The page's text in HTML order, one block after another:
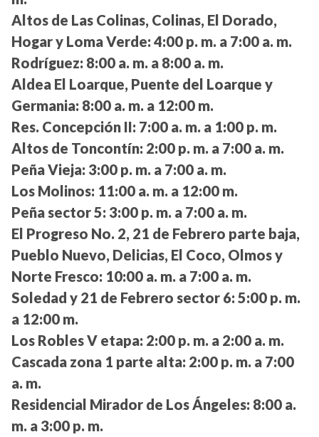
Altos de Las Colinas, Colinas, El Dorado,
Hogar y Loma Verde: 4:00 p. m. a 7:00 a. m.
Rodríguez: 8:00 a. m. a 8:00 a. m.
Aldea El Loarque, Puente del Loarque y
Germania: 8:00 a. m. a 12:00 m.
Res. Concepción II: 7:00 a. m. a 1:00 p. m.
Altos de Toncontín: 2:00 p. m. a 7:00 a. m.
Peña Vieja: 3:00 p. m. a 7:00 a. m.
Los Molinos: 11:00 a. m. a 12:00 m.
Peña sector 5: 3:00 p. m. a 7:00 a. m.
El Progreso No. 2, 21 de Febrero parte baja,
Pueblo Nuevo, Delicias, El Coco, Olmos y
Norte Fresco: 10:00 a. m. a 7:00 a. m.
Soledad y 21 de Febrero sector 6: 5:00 p. m.
a 12:00 m.
Los Robles V etapa: 2:00 p. m. a 2:00 a. m.
Cascada zona 1 parte alta: 2:00 p. m. a 7:00
a. m.
Residencial Mirador de Los Ángeles: 8:00 a.
m. a 3:00 p. m.